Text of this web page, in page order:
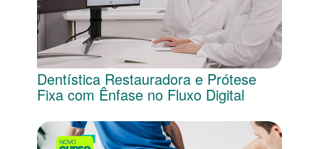
Dentística Restauradora e Prótese
Fixa com Ênfase no Fluxo Digital